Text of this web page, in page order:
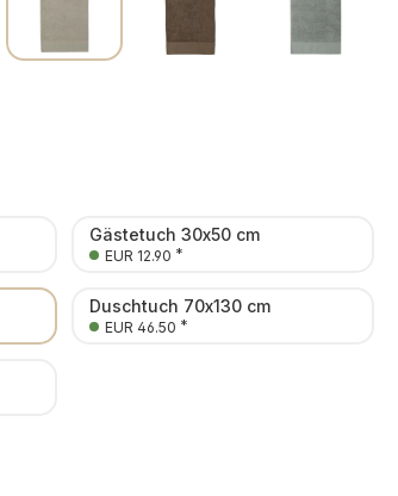
Gästetuch 30x50 cm
EUR 12.90 *
Duschtuch 70x130 cm
EUR 46.50 *